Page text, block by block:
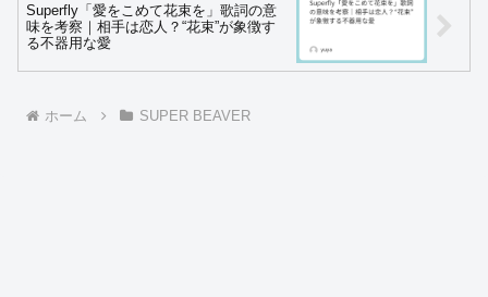
Superfly「愛をこめて花束を」歌詞の意
味を考察｜相手は恋人？“花束”が象徴す
る不器用な愛
ホーム SUPER BEAVER